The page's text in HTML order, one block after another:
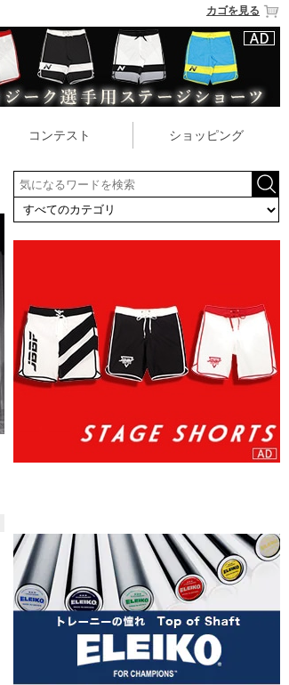
カゴを見る
コンテスト ショッピング